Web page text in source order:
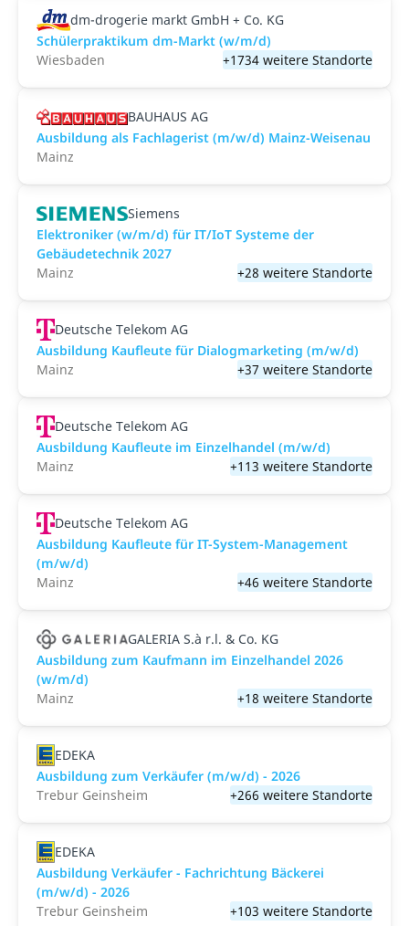
dm-drogerie markt GmbH + Co. KG
Schülerpraktikum dm-Markt (w/m/d)
Wiesbaden
+1734 weitere Standorte
BAUHAUS AG
Ausbildung als Fachlagerist (m/w/d) Mainz-Weisenau
Mainz
Siemens
Elektroniker (w/m/d) für IT/IoT Systeme der
Gebäudetechnik 2027
Mainz
+28 weitere Standorte
Deutsche Telekom AG
Ausbildung Kaufleute für Dialogmarketing (m/w/d)
Mainz
+37 weitere Standorte
Deutsche Telekom AG
Ausbildung Kaufleute im Einzelhandel (m/w/d)
Mainz
+113 weitere Standorte
Deutsche Telekom AG
Ausbildung Kaufleute für IT-System-Management
(m/w/d)
Mainz
+46 weitere Standorte
GALERIA S.à r.l. & Co. KG
Ausbildung zum Kaufmann im Einzelhandel 2026
(w/m/d)
Mainz
+18 weitere Standorte
EDEKA
Ausbildung zum Verkäufer (m/w/d) - 2026
Trebur Geinsheim
+266 weitere Standorte
EDEKA
Ausbildung Verkäufer - Fachrichtung Bäckerei
(m/w/d) - 2026
Trebur Geinsheim
+103 weitere Standorte